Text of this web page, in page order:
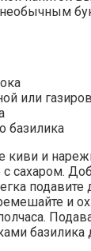
необычным
или
базилика
киви и
с сахаром.
и
базилика